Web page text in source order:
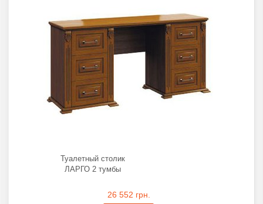
Туалетный столик
ЛАРГО 2 тумбы
26 552 грн.